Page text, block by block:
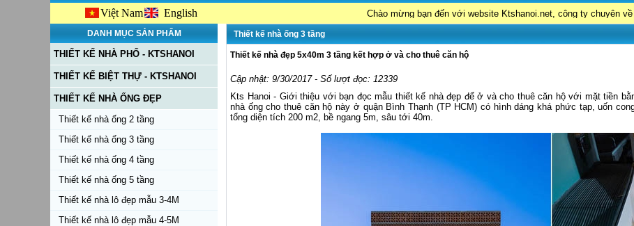
Việt Nam English Chào mừng bạn đến với website Ktshanoi.net, công ty chuyên về : Thiết kế
DANH MỤC SẢN PHẨM
THIẾT KẾ NHÀ PHỐ - KTSHANOI
THIẾT KẾ BIỆT THỰ - KTSHANOI
THIẾT KẾ NHÀ ỐNG ĐẸP
Thiết kế nhà ống 2 tầng
Thiết kế nhà ống 3 tầng
Thiết kế nhà ống 4 tầng
Thiết kế nhà ống 5 tầng
Thiết kế nhà lô đẹp mẫu 3-4M
Thiết kế nhà lô đẹp mẫu 4-5M
Thiết kế nhà ống 3 tầng
Thiết kế nhà đẹp 5x40m 3 tầng kết hợp ở và cho thuê căn hộ
Cập nhật: 9/30/2017 - Số lượt đọc: 12339
Kts Hanoi - Giới thiệu với bạn đọc mẫu thiết kế nhà đẹp để ở và cho thuê căn hộ với mặt tiền
nhà ống cho thuê căn hộ này ở quận Bình Thạnh (TP HCM) có hình dáng khá phức tạp, uốn
tổng diện tích 200 m2, bề ngang 5m, sâu tới 40m.